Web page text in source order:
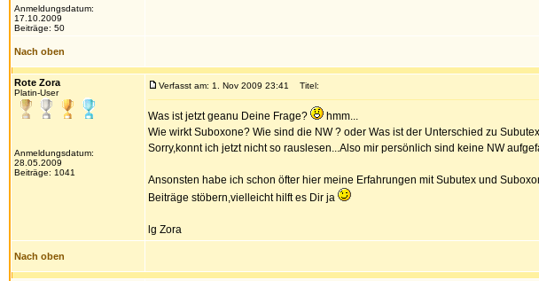
Anmeldungsdatum:
17.10.2009
Beiträge: 50
Nach oben
Rote Zora
Platin-User
Anmeldungsdatum:
28.05.2009
Beiträge: 1041
Verfasst am: 1. Nov 2009 23:41 Titel:
Was ist jetzt geanu Deine Frage?
hmm...
Wie wirkt Suboxone? Wie sind die NW ? oder Was ist der Unterschied zu
Sorry,konnt ich jetzt nicht so rauslesen...Also mir persönlich sind keine NW
Ansonsten habe ich schon öfter hier meine Erfahrungen mit Subutex und
Beiträge stöbern,vielleicht hilft es Dir ja
lg Zora
Nach oben